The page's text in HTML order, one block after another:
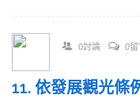
0討論 0留
11. 依發展觀光條